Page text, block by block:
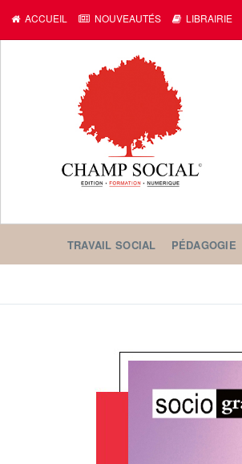
ACCUEIL NOUVEAUTÉS LIBRAIRIE
TRAVAIL SOCIAL PÉDAGOGIE